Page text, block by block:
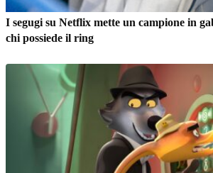
I segugi su Netflix mette un campione in
chi possiede il ring